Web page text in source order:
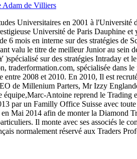
Adam de Villiers
Universitaires en 2001 à
Université de Paris Dauphine
6 mois en interne sur des stratégies
valu le titre de meilleur Junior au sein
sur des stratégies Intraday et
trader­formation.com, spécialisée dans
2008 et 2010. En 2010, Il est
de Millenium Parters, Mr Izzy
­Antoine reprend le Trading
par un Familly Office Suisse avec
Mai 2014 afin de monter la Diamond
Il monte avec ses associés le
normalement réservé aux Traders